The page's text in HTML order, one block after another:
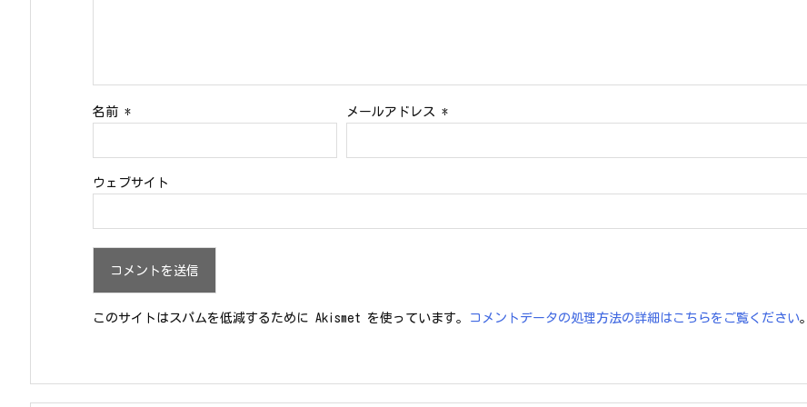
名前 * メールアドレス *
ウェブサイト
このサイトはスパムを低減するために Akismet を使っています。 コメントデータの処理方法の詳細はこちらをご覧ください。